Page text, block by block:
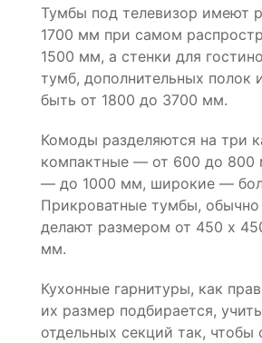
Тумбы под телевизор имеют
1700 мм при самом
1500 мм, а стенки для
тумб, дополнительных полок
быть от 1800 до 3700 мм.
Комоды разделяются на три
компактные — от 600 до 800
— до 1000 мм, широкие —
Прикроватные тумбы, обычно
делают размером от 450 х
мм.
Кухонные гарнитуры, как
их размер подбирается,
отдельных секций так,